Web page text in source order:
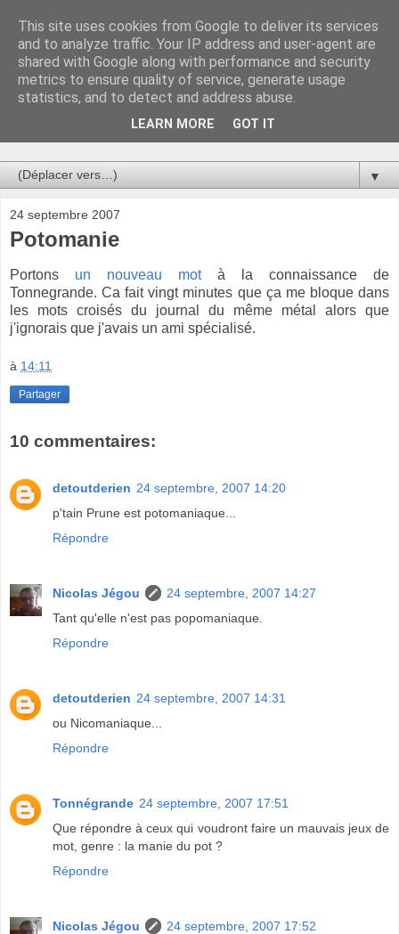
Au bistro !
La connerie étant le seul chemin susceptible de nous faire
entrevoir une parcelle de vérité, utilisons la par des moyens
de communication efficaces. Le temps qu'on remplisse nos
▼
24 septembre 2007
Potomanie
Portons un nouveau motà la connaissance de
Tonnegrande. Ca fait vingt minutes que ça me bloque dans
les mots croisés du journal du même métal alors que
j'ignorais que j'avais un ami spécialisé.
à 14:11
Partager
10 commentaires:
detoutderien 24 septembre, 2007 14:20
p'tain Prune est potomaniaque...
Répondre
Nicolas Jégou
24 septembre, 2007 14:27
Tant qu'elle n'est pas popomaniaque.
Répondre
detoutderien 24 septembre, 2007 14:31
ou Nicomaniaque...
Répondre
Tonnégrande 24 septembre, 2007 17:51
Que répondre à ceux qui voudront faire un mauvais jeux de
mot, genre : la manie du pot ?
Répondre
Nicolas Jégou
24 septembre, 2007 17:52
This site uses cookies from Google to deliver its services
and to analyze traffic. Your IP address and user-agent are
shared with Google along with performance and security
metrics to ensure quality of service, generate usage
statistics, and to detect and address abuse.
LEARN MORE GOT IT